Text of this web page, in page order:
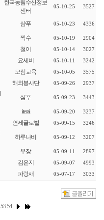
한국농림수산정보
센터
05-10-25 3527
샴푸 05-10-23 4336
짝수 05-10-19 2904
철이 05-10-14 3027
요세비 05-10-11 3242
모심교육 05-10-05 3575
해외봉사단 05-09-26 2937
샴푸 05-09-23 3443
iterai 05-09-20 3237
연세글로벌 05-09-15 3246
하루나비 05-09-12 3207
우장 05-09-11 2897
김은지 05-09-07 4993
파랑새 05-07-17 3033
53 54